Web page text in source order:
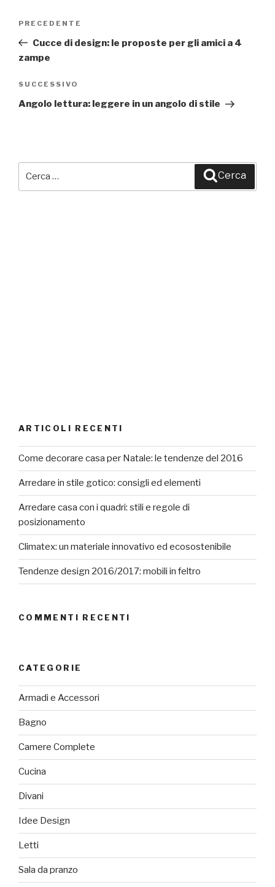
Articolo
precedente:
PRECEDENTE
Cucce di design: le proposte per gli amici a 4
zampe
Articolo
successivo
SUCCESSIVO
Angolo lettura: leggere in un angolo di stile
Cerca
ARTICOLI RECENTI
Come decorare casa per Natale: le tendenze del 2016
Arredare in stile gotico: consigli ed elementi
Arredare casa con i quadri: stili e regole di
posizionamento
Climatex: un materiale innovativo ed ecosostenibile
Tendenze design 2016/2017: mobili in feltro
COMMENTI RECENTI
CATEGORIE
Armadi e Accessori
Bagno
Camere Complete
Cucina
Divani
Idee Design
Letti
Sala da pranzo